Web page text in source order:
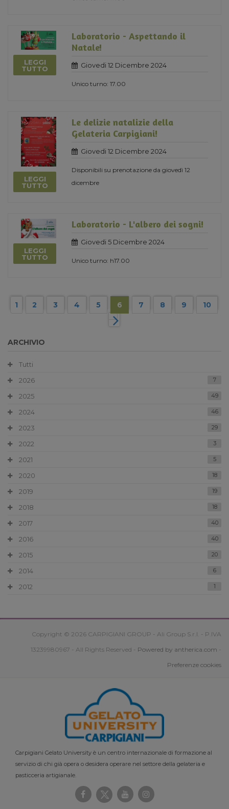
LEGGI
TUTTO
Laboratorio - Aspettando il
Natale!
Giovedi 12 Dicembre 2024
Unico turno: 17.00
LEGGI
TUTTO
Le delizie natalizie della
Gelateria Carpigiani!
Giovedi 12 Dicembre 2024
Disponibili su prenotazione da giovedì 12
dicembre
LEGGI
TUTTO
Laboratorio - L'albero dei sogni!
Giovedi 5 Dicembre 2024
Unico turno: h17.00
1 2 3 4 5 6 7 8 9 10
ARCHIVIO
Tutti
2026
7
2025 49
2024 46
2023 29
2022 3
2021 5
2020 18
2019 19
2018 18
2017 40
2016 40
2015 20
2014 6
2012 1
Copyright © 2026 CARPIGIANI GROUP - Ali Group S.r.l. - P.IVA
13239980967 - All Rights Reserved - Powered by antherica.com -
Preferenze cookies
Carpigiani Gelato University è un centro internazionale di formazione al
servizio di chi già opera o desidera operare nel settore della gelateria e
pasticceria artigianale.